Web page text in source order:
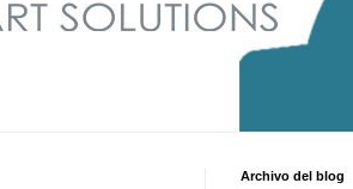
Archivo del blog